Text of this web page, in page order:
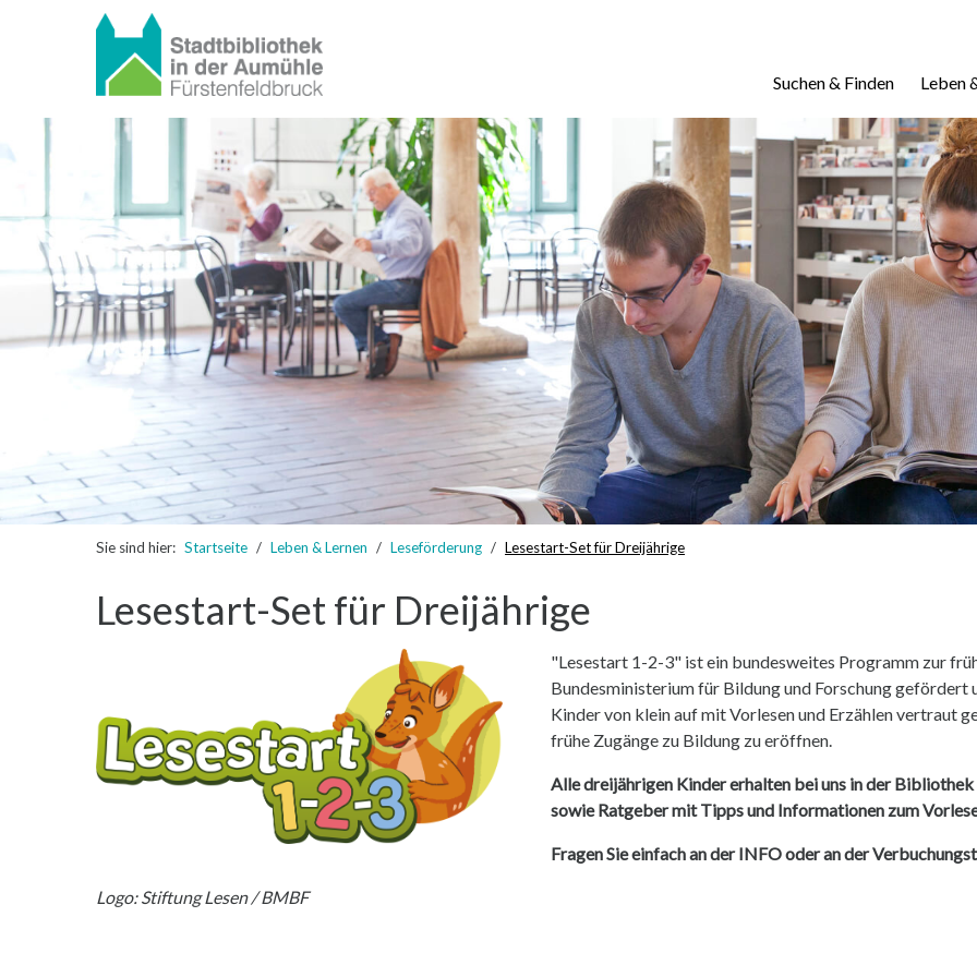
Suchen & Finden Leben
Sie sind hier: Startseite Leben & Lernen Leseförderung Lesestart-Set für Dreijährige
Lesestart-Set für Dreijährige
"Lesestart 1-2-3" ist ein bundesweites Programm zur
Bundesministerium für Bildung und Forschung gefördert
Kinder von klein auf mit Vorlesen und Erzählen vertraut
frühe Zugänge zu Bildung zu eröffnen.
Alle dreijährigen Kinder erhalten bei uns in der
sowie Ratgeber mit Tipps und Informationen zum
Fragen Sie einfach an der INFO oder an der
Logo: Stiftung Lesen / BMBF